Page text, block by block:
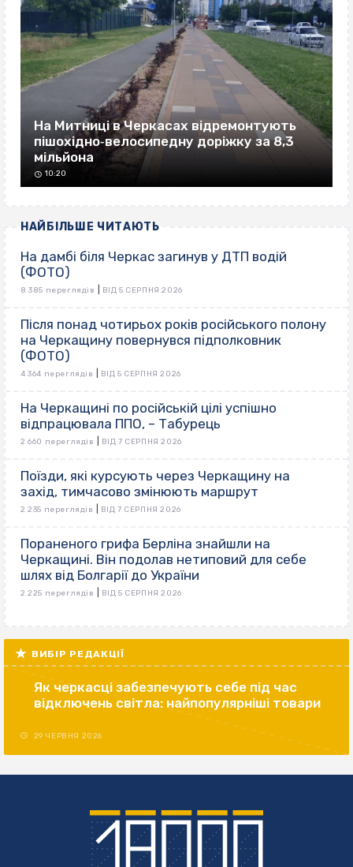
На Митниці в Черкасах відремонтують
пішохідно‐велосипедну доріжку за 8,3
мільйона
10:20
НАЙБІЛЬШЕ ЧИТАЮТЬ
На дамбі біля Черкас загинув у ДТП водій
(ФОТО)
8 385 переглядів ВІД 5 СЕРПНЯ 2026
Після понад чотирьох років російського полону
на Черкащину повернувся підполковник
(ФОТО)
4 364 переглядів ВІД 5 СЕРПНЯ 2026
На Черкащині по російській цілі успішно
відпрацювала ППО, – Табурець
2 660 переглядів ВІД 7 СЕРПНЯ 2026
Поїзди, які курсують через Черкащину на
захід, тимчасово змінюють маршрут
2 235 переглядів ВІД 7 СЕРПНЯ 2026
Пораненого грифа Берліна знайшли на
Черкащині. Він подолав нетиповий для себе
шлях від Болгарії до України
2 225 переглядів ВІД 5 СЕРПНЯ 2026
ВИБІР РЕДАКЦІЇ
Як черкасці забезпечують себе під час
відключень світла: найпопулярніші товари
29 ЧЕРВНЯ 2026